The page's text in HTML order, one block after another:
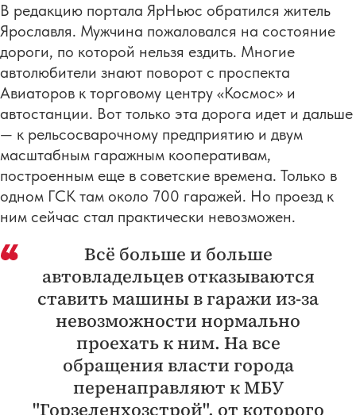
В редакцию портала ЯрНьюс обратился житель
Ярославля. Мужчина пожаловался на состояние
дороги, по которой нельзя ездить. Многие
автолюбители знают поворот с проспекта
Авиаторов к торговому центру «Космос» и
автостанции. Вот только эта дорога идет и дальше
— к рельсосварочному предприятию и двум
масштабным гаражным кооперативам,
построенным еще в советские времена. Только в
одном ГСК там около 700 гаражей. Но проезд к
ним сейчас стал практически невозможен.
Всё больше и больше
автовладельцев отказываются
ставить машины в гаражи из-за
невозможности нормально
проехать к ним. На все
обращения власти города
перенаправляют к МБУ
"Горзеленхозстрой", от которого